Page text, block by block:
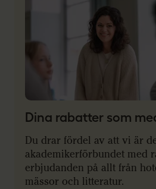
Dina rabatter som
Du drar fördel av att vi är
akademikerförbundet med
erbjudanden på allt från
mässor och litteratur.